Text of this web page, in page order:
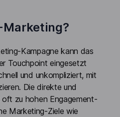
Kampagne kann das
Touchpoint eingesetzt
und unkompliziert, mit
Die direkte und
zu hohen Engagement-
Marketing-Ziele wie